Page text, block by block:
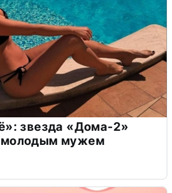
звезда «Дома-2»
молодым мужем